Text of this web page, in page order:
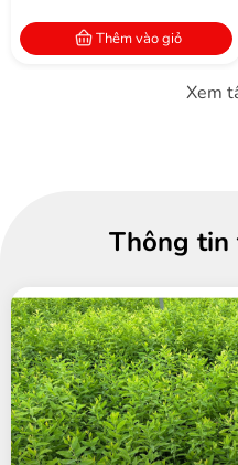
Thêm vào giỏ
Xem
Thông tin